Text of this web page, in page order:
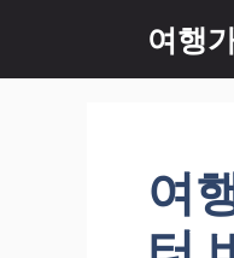
츠
여행
여